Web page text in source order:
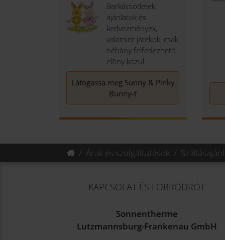
Barkácsötletek,
ajánlatok és
kedvezmények,
valamint játékok, csak
néhány felfedezhető
előny közül.
Látogassa meg Sunny & Pinky
Bunny-t
Árak és szolgáltatások
KAPCSOLAT ÉS FORRÓDRÓT
Sonnentherme
Lutzmannsburg-Frankenau GmbH